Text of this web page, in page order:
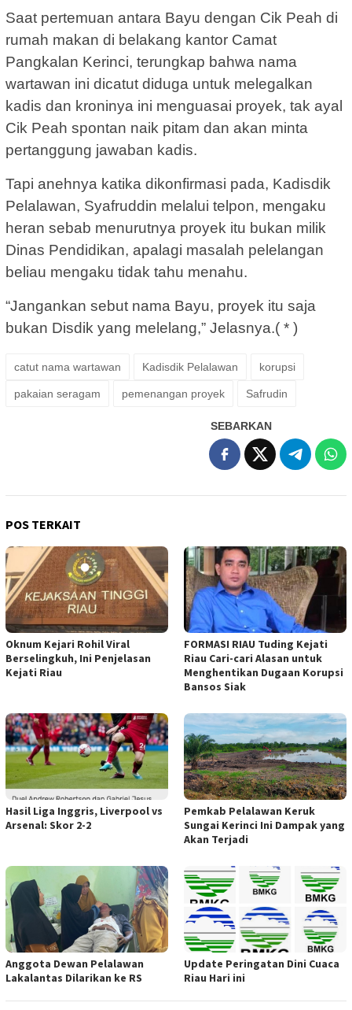
Saat pertemuan antara Bayu dengan Cik Peah di
rumah makan di belakang kantor Camat
Pangkalan Kerinci, terungkap bahwa nama
wartawan ini dicatut diduga untuk melegalkan
kadis dan kroninya ini menguasai proyek, tak ayal
Cik Peah spontan naik pitam dan akan minta
pertanggung jawaban kadis.
Tapi anehnya katika dikonfirmasi pada, Kadisdik
Pelalawan, Syafruddin melalui telpon, mengaku
heran sebab menurutnya proyek itu bukan milik
Dinas Pendidikan, apalagi masalah pelelangan
beliau mengaku tidak tahu menahu.
“Jangankan sebut nama Bayu, proyek itu saja
bukan Disdik yang melelang,” Jelasnya.( * )
catut nama wartawan Kadisdik Pelalawan korupsi
pakaian seragam pemenangan proyek Safrudin
SEBARKAN
POS TERKAIT
Oknum Kejari Rohil Viral
Berselingkuh, Ini Penjelasan
Kejati Riau
FORMASI RIAU Tuding Kejati
Riau Cari-cari Alasan untuk
Menghentikan Dugaan Korupsi
Bansos Siak
Hasil Liga Inggris, Liverpool vs
Arsenal: Skor 2-2
Pemkab Pelalawan Keruk
Sungai Kerinci Ini Dampak yang
Akan Terjadi
Anggota Dewan Pelalawan
Lakalantas Dilarikan ke RS
Update Peringatan Dini Cuaca
Riau Hari ini